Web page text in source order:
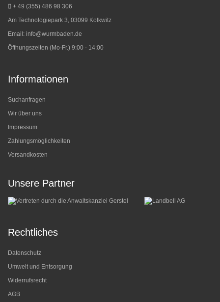
+ 49 (355) 486 98 306
Am Technologiepark 3, 03099 Kolkwitz
Email: info@wurmbaden.de
Öffnungszeiten (Mo-Fr.) 9:00 - 14:00
Informationen
Suchanfragen
Wir über uns
Impressum
Zahlungsmöglichkeiten
Versandkosten
Unsere Partner
Rechtliches
Datenschutz
Umwelt und Entsorgung
Widerrufsrecht
AGB